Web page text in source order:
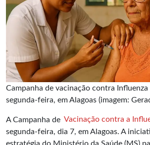
Campanha de vacinação contra Influenza
segunda-feira, em Alagoas (imagem:
A Campanha de Vacinação contra a
segunda-feira, dia 7, em Alagoas. A
estratégia do Ministério da Saúde (MS)